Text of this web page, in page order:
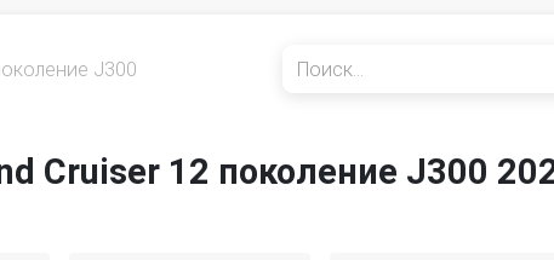
J300
Cruiser 12 поколение J300